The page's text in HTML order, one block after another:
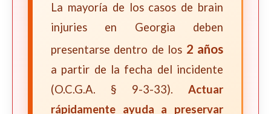
La mayoría de los casos de brain
injuries en Georgia deben
presentarse dentro de los 2 años
a partir de la fecha del incidente
(O.C.G.A. § 9-3-33). Actuar
rápidamente ayuda a preservar